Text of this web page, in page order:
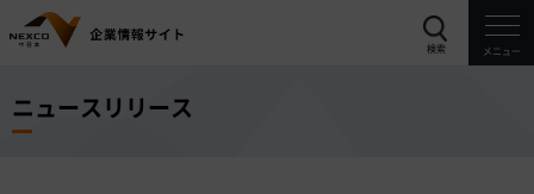
検索 メニュー
ニュースリリース